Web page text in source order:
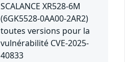
SCALANCE XR528-6M
(6GK5528-0AA00-2AR2)
toutes versions pour la
vulnérabilité CVE-2025-
40833